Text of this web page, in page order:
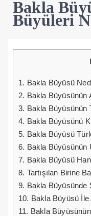
Bakla
Büyüleri
1. Bakla Büyüsü
2. Bakla Büyüsünün
3. Bakla Büyüsünün
4. Bakla Büyüsünü
5. Bakla Büyüsü
6. Bakla Büyüsünün
7. Bakla Büyüsü
8. Tartışılan Birine
9. Bakla Büyüsünde
10. Bakla Büyüsü İle
11. Bakla